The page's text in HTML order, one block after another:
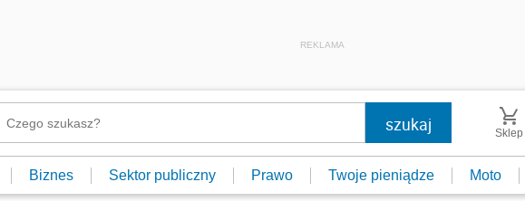
REKLAMA
Sklep
Biznes Sektor publiczny Prawo Twoje pieniądze Moto